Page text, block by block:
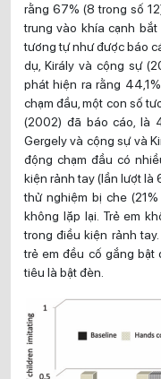
rằng 67% (8 trong số
trung vào khía cạnh
tương tự như được báo
dụ, Király và cộng sự
phát hiện ra rằng
chạm đầu, một con số
(2002) đã báo cáo, là
Gergely và cộng sự và
động chạm đầu có
kiện rảnh tay (lần lượt là
thử nghiệm bị che
không lặp lại. Trẻ em
trong điều kiện rảnh
trẻ em đều cố gắng bật
tiêu là bật đèn.